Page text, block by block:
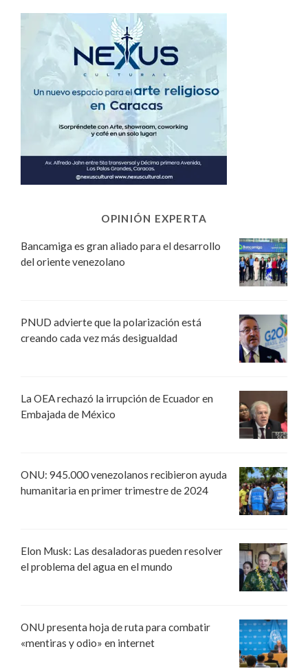
OPINIÓN EXPERTA
Bancamiga es gran aliado para el desarrollo
del oriente venezolano
PNUD advierte que la polarización está
creando cada vez más desigualdad
La OEA rechazó la irrupción de Ecuador en
Embajada de México
ONU: 945.000 venezolanos recibieron ayuda
humanitaria en primer trimestre de 2024
Elon Musk: Las desaladoras pueden resolver
el problema del agua en el mundo
ONU presenta hoja de ruta para combatir
«mentiras y odio» en internet